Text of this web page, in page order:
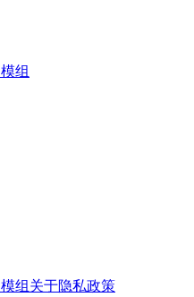
模组
模组 关于隐私政策